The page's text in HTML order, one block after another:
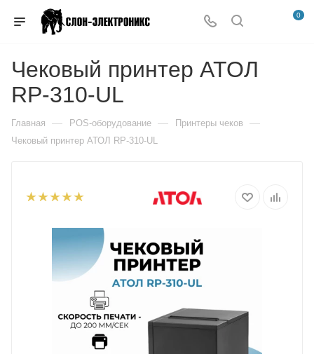
0
Чековый принтер АТОЛ
RP-310-UL
Главная — POS-оборудование — Принтеры чеков —
Чековый принтер АТОЛ RP-310-UL